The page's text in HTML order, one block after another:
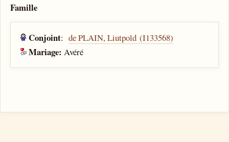
Famille
Conjoint:de PLAIN, Liutpold (I133568)
Mariage:Avéré